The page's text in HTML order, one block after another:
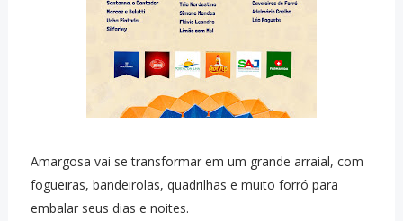
Amargosa vai se transformar em um grande arraial, com
fogueiras, bandeirolas, quadrilhas e muito forró para
embalar seus dias e noites.